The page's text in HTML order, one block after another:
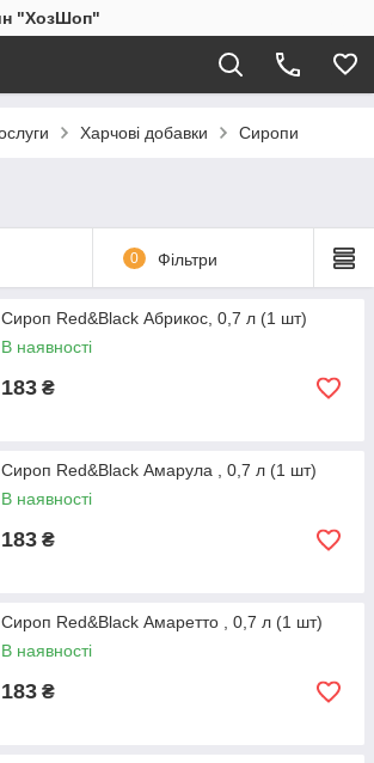
"ХозШоп"
Харчові добавки Сиропи
0 Фільтри
Сироп Red&Black Абрикос, 0,7 л (1 шт)
В наявності
183 ₴
Сироп Red&Black Амарула , 0,7 л (1 шт)
В наявності
183 ₴
Сироп Red&Black Амаретто , 0,7 л (1 шт)
В наявності
183 ₴